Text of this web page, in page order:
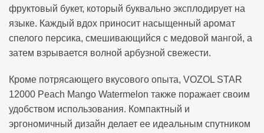
фруктовый букет, который буквально эксплодирует на
языке. Каждый вдох приносит насыщенный аромат
спелого персика, смешивающийся с медовой мангой, а
затем взрывается волной арбузной свежести.
Кроме потрясающего вкусового опыта, VOZOL STAR
12000 Peach Mango Watermelon также поражает своим
удобством использования. Компактный и
эргономичный дизайн делает ее идеальным спутником